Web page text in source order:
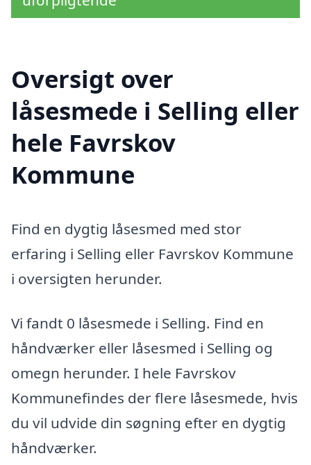
Oversigt over
låsesmede i Selling eller
hele Favrskov
Kommune
Find en dygtig låsesmed med stor
erfaring i Selling eller Favrskov Kommune
i oversigten herunder.
Vi fandt 0 låsesmede i Selling. Find en
håndværker eller låsesmed i Selling og
omegn herunder. I hele Favrskov
Kommunefindes der flere låsesmede, hvis
du vil udvide din søgning efter en dygtig
håndværker.